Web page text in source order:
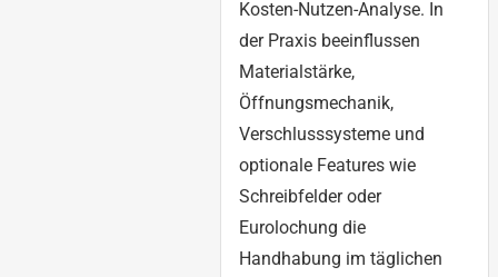
Kosten-Nutzen-Analyse. In
der Praxis beeinflussen
Materialstärke,
Öffnungsmechanik,
Verschlusssysteme und
optionale Features wie
Schreibfelder oder
Eurolochung die
Handhabung im täglichen